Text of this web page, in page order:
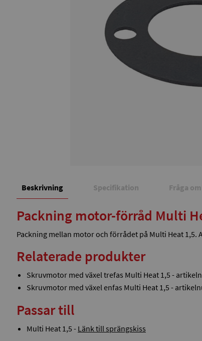
Beskrivning Specifikation Fråga
Packning motor-förråd Multi
Packning mellan motor och förrådet på Multi Heat 1,5.
Relaterade produkter
Skruvmotor med växel trefas Multi Heat 1,5 -
Skruvmotor med växel enfas Multi Heat 1,5 -
Passar till
Multi Heat 1,5 - Länk till sprängskiss